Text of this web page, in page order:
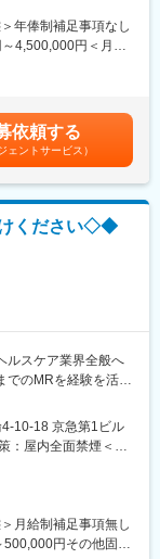
キャリアチェンジ」
、弊社のマネージャ
ます。
情報提供を行いま
担当製品の処方後の
で活躍したい方を歓
ワークライフバラン
客観的に評価され、
ると永年勤続報奨金
つまり、やりがいや
ます。
未経験の方も安心し
研修を行い、その
ベルを上げるために
ランとサポート体
で専門性を高め
ダーになる」「本
ャリアチェンジ」
、弊社のマネージャ
しているメンバーで
年俸制補足事項なし
4,500,000円＜月額
程度支給）※ただし
万円支給、5年勤務
安の金額であり、選
(月額)は固定手当を含
依頼する
ェントサービス）
ください◇◆
ルスケア業界全般へ
のMRを経験を活か
績、経験をもと
トのビジネスに貢献
ますが、ご転勤が難
ります
ィング、担当医療施
医療従事者とのリ
10-18 京急第1ビル
：屋内全面禁煙＜勤
ドバイザーにお伝
更の範囲：会社の定
月給制補足事項無し
円その他固定